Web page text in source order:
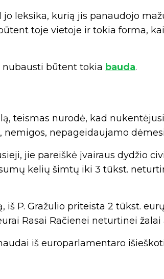
jo leksika, kurią jis panaudojo
toje vietoje ir tokia forma,
būtent tokia bauda.
teismas nurodė, kad
nemigos, nepageidaujamo
jie pareiškė įvairaus dydžio
kelių šimtų iki 3 tūkst.
iš P. Gražulio priteista 2 tūkst.
Rasai Račienei neturtinei
iš europarlamentaro